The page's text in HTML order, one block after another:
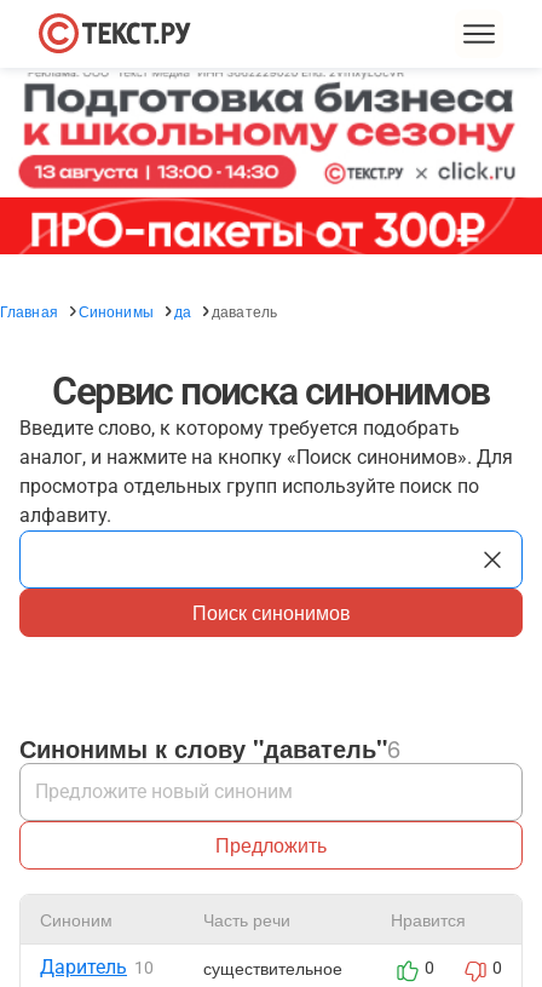
Главная Синонимы да даватель
Сервис поиска синонимов
Введите слово, к которому требуется подобрать
аналог, и нажмите на кнопку «Поиск синонимов». Для
просмотра отдельных групп используйте поиск по
алфавиту.
Поиск синонимов
Синонимы к слову "даватель"6
Предложить
Синоним Часть речи Нравится
Даритель 10 существительное 0 0